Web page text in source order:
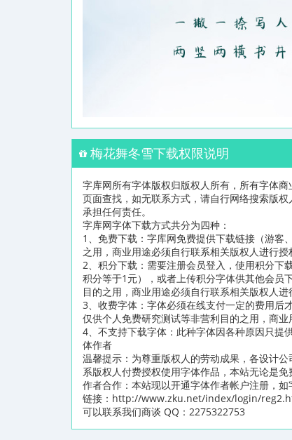
梅花舞冬雪下载权限说明
字库网所有字体版权归版权人所有，所有字体
页面查找，如无联系方式，请自行网络搜索版
承担任何责任。
字库网字体下载方式共分为四种：
1、免费下载：字库网免费提供下载链接（游客
之用，商业用途必须自行联系相关版权人进行授
2、积分下载：需要注册会员登入，使用积分下
积分等于1元），或者上传积分字体供其他会员
目的之用，商业用途必须自行联系相关版权人进
3、收费字体：字体必须在线支付一定的费用后
仅供个人免费研究测试等非营利目的之用，商
4、不支持下载字体：此种字体因各种原因只提
体作者
温馨提示：为尊重版权人的劳动成果，各设计
系版权人付费授权使用字体作品，本站无论是
作者合作：本站现以开通字体作者帐户注册，
链接：http://www.zku.net/index/login/
可以联系我们商谈 QQ：2275322753